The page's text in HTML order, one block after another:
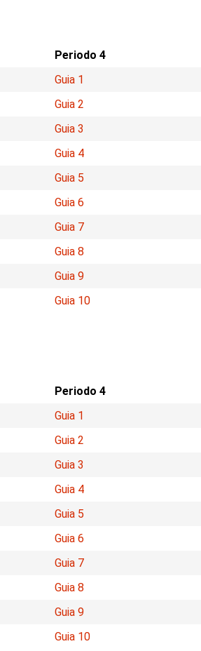
Periodo 4
Guia 1
Guia 2
Guia 3
Guia 4
Guia 5
Guia 6
Guia 7
Guia 8
Guia 9
Guia 10
Periodo 4
Guia 1
Guia 2
Guia 3
Guia 4
Guia 5
Guia 6
Guia 7
Guia 8
Guia 9
Guia 10